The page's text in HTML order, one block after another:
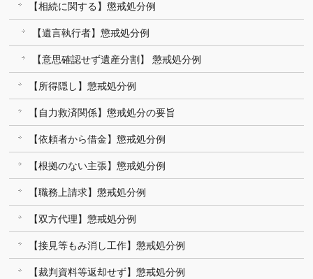
【相続に関する】懲戒処分例
【遺言執行者】懲戒処分例
【意思確認せず遺産分割】 懲戒処分例
【所得隠し】懲戒処分例
【自力救済関係】懲戒処分の要旨
【依頼者から借金】懲戒処分例
【根拠のない主張】懲戒処分例
【職務上請求】懲戒処分例
【双方代理】懲戒処分例
【接見等もみ消し工作】懲戒処分例
【裁判資料等返却せず】懲戒処分例